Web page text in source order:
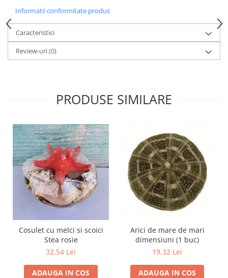
Informatii conformitate produs
Caracteristici
Review-uri(0)
PRODUSE SIMILARE
Cosulet cu melci si scoici
Stea rosie
32,54 Lei
ADAUGA IN COS
Arici de mare de mari
dimensiuni (1 buc)
19,32 Lei
ADAUGA IN COS